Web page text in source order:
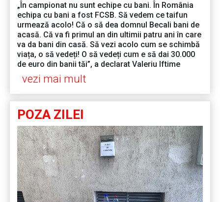
„În campionat nu sunt echipe cu bani. În România
echipa cu bani a fost FCSB. Să vedem ce taifun
urmează acolo! Că o să dea domnul Becali bani de
acasă. Că va fi primul an din ultimii patru ani în care
va da bani din casă. Să vezi acolo cum se schimbă
viața, o să vedeți! O să vedeți cum e să dai 30.000
de euro din banii tăi”, a declarat Valeriu Iftime
vezi mai mult
POZA ZILEI